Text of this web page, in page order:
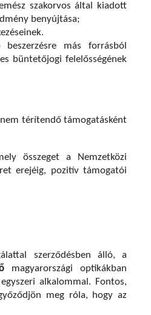
szakorvos által kiadott
benyújtása;
más forrásból
büntetőjogi felelősségének
térítendő támogatásként
összeget a Nemzetközi
erejéig, pozitív támogatói
szerződésben álló, a
magyarországi optikákban
alkalommal. Fontos,
meg róla, hogy az